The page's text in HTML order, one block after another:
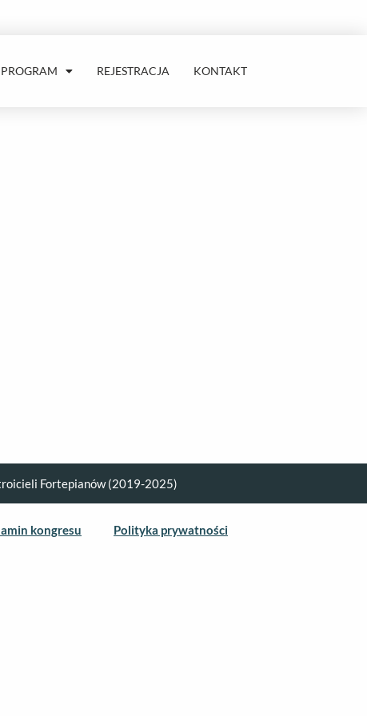
PROGRAM REJESTRACJA KONTAKT
Fortepianów (2019-2025)
kongresu Polityka prywatności